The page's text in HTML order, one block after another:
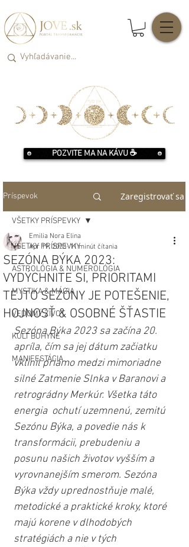
POZVITE MA NA KÁVU ☕️
Príspevok Zaregistrovať sa
VŠETKY PRÍSPEVKY
ASTROLÓGIA & NUMEROLÓGIA
MYSTIKA & MÁGIA
VEDOMÝ ŽIVOT
KULT BOHYNE
MANIFESTÁCIA
VŠETKY PRÍSPEVKY
SEZÓNA BÝKA 2023:
VYDÝCHNITE SI, PRIORITAMI
TEJTO SEZÓNY JE POTEŠENIE,
HOJNOSŤ & OSOBNÉ ŠŤASTIE
Emilia Nora Elina
Apr 19, 2023 11 minút čítania
Sezóna Býka 2023 sa začína 20.
apríla, čím sa jej dátum začiatku
vklinil priamo medzi mimoriadne
silné Zatmenie Slnka v Baranovi a
retrográdny Merkúr. Všetka táto
energia  ochutí uzemnenú, zemitú
Sezónu Býka, a povedie nás k
transformácii, prebudeniu a
posunu našich životov vyšším a
vyrovnanejším smerom. Sezóna
Býka vždy uprednostňuje malé,
metodické a praktické kroky, ktoré
majú korene v dlhodobých
stratégiách a nie v tých